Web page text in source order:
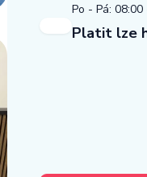
Po - Pá:
Platit lze